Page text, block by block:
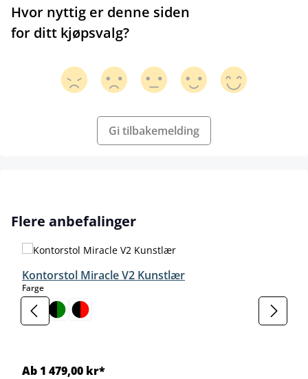
Hvor nyttig er denne siden
for ditt kjøpsvalg?
Gi tilbakemelding
Hopp over produktgalleri
Flere anbefalinger
Kontorstol Miracle V2 Kunstlær
Fargeselect
Ab 1 479,00 kr*